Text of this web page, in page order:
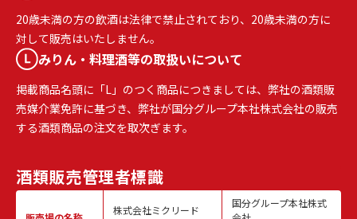
20歳未満の方の飲酒は法律で禁止されており、20歳未満の方に
対して販売はいたしません。
みりん・料理酒等の取扱いについて
掲載商品名頭に「L」のつく商品につきましては、弊社の酒類販
売媒介業免許に基づき、弊社が国分グループ本社株式会社の販売
する酒類商品の注文を取次ぎます。
酒類販売管理者標識
株式会社ミクリード
国分グループ本社株式